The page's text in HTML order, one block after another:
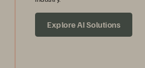
Explore AI Solutions